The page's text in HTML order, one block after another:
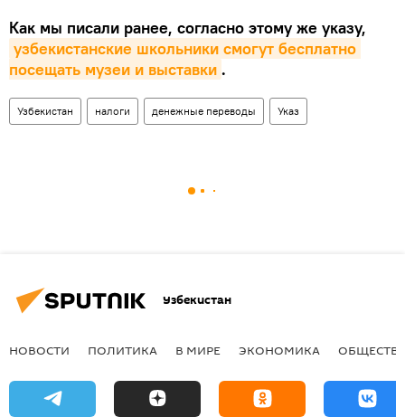
Как мы писали ранее, согласно этому же указу,
узбекистанские школьники смогут бесплатно
посещать музеи и выставки .
Узбекистан налоги денежные переводы Указ
Узбекистан
НОВОСТИ ПОЛИТИКА В МИРЕ ЭКОНОМИКА